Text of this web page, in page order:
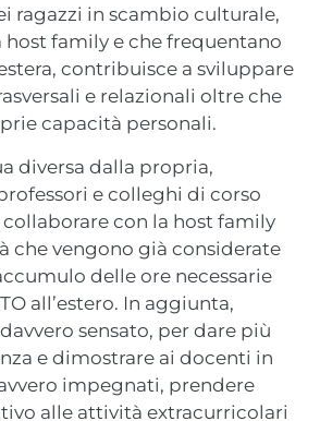
ragazzi in scambio culturale,
host family e che frequentano
contribuisce a sviluppare
e relazionali oltre che
capacità personali.
diversa dalla propria,
e colleghi di corso
collaborare con la host family
che vengono già considerate
delle ore necessarie
all’estero. In aggiunta,
sensato, per dare più
e dimostrare ai docenti in
impegnati, prendere
alle attività extracurricolari